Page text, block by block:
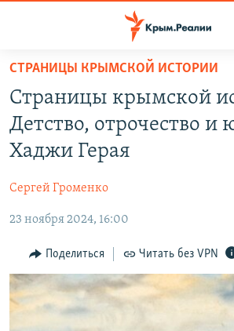
Вернуться
основному
содержанию
Вернутся
главной
навигации
Вернутся
поиску
СПЕЦПРОЕКТЫ
11 ЛЕТ ОККУПАЦИИ КРЫМА. 11 ИСТОРИЙ
ВОДА
ЕЩЕ
ИНТЕРАКТИВ
ИНФОГРАФИКА
ТЕЛЕПРОЕКТ КРЫМ.РЕАЛИИ
СОВЕТЫ ПРАВОЗАЩИТНИКОВ
РАДІО СВОБОДА
КАК ОБОЙТИ БЛОКИРОВКУ
Українською
СТРАНИЦЫ КРЫМСКОЙ ИСТОРИИ
Страницы крымской
Детство, отрочество и
Хаджи Герая
Сергей Громенко
23 ноября 2024, 16:00
Поделиться Читать без VPN